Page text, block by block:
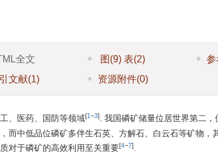
全文 图 (9) 表(2) 参
文献(1) 资源附件(0)
、医药、国防等领域[1−3]
. 我国磷矿储量位居世界第二
而中低品位磷矿多伴生石英、方解石、白云石等矿物，
对于磷矿的高效利用至关重要[4−7]